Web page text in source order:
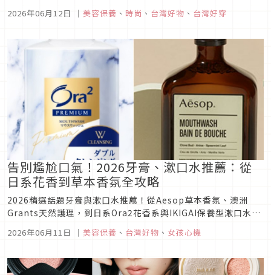
常陪伴，粉絲絕對不能錯過。
2026年06月12日 ｜ 美容保養 、 時尚 、 台灣好物 、 台灣好穿
告別尷尬口氣！2026牙膏、漱口水推薦：從
日系花香到草本香氛全攻略
2026精選話題牙膏與漱口水推薦！從Aesop草本香氛、澳洲
Grants天然護理，到日系Ora2花香系與IKIGAI保養型漱口水，
緻的口腔保養Routine，輕鬆打造比香水更有好感度 清新好氣
2026年06月11日 ｜ 美容保養 、 台灣好物 、 女孩心機